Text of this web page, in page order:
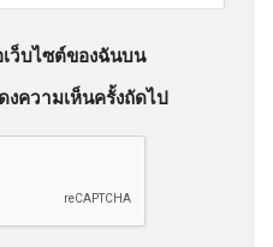
ว็บไซต์ของฉันบน
งความเห็นครั้งถัดไป